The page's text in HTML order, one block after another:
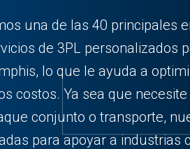
una de las 40 principales
de 3PL personalizados
lo que le ayuda a
costos. Ya sea que necesite
conjunto o transporte,
para apoyar a industrias